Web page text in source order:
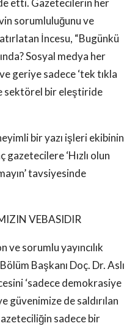
sorumluluğunu ve
İncesu, “Bugünkü
Sosyal medya her
geriye sadece ‘tek tıkla
sektörel bir eleştiride
bir yazı işleri ekibinin
gazetecilere ‘Hızlı olun
tavsiyesinde
VEBASIDIR
sorumlu yayıncılık
Başkanı Doç. Dr. Aslı
‘sadece demokrasiye
güvenimize de saldırılan
sadece bir